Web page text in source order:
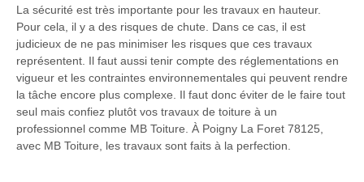
La sécurité est très importante pour les travaux en hauteur.
Pour cela, il y a des risques de chute. Dans ce cas, il est
judicieux de ne pas minimiser les risques que ces travaux
représentent. Il faut aussi tenir compte des réglementations en
vigueur et les contraintes environnementales qui peuvent rendre
la tâche encore plus complexe. Il faut donc éviter de le faire tout
seul mais confiez plutôt vos travaux de toiture à un
professionnel comme MB Toiture. À Poigny La Foret 78125,
avec MB Toiture, les travaux sont faits à la perfection.